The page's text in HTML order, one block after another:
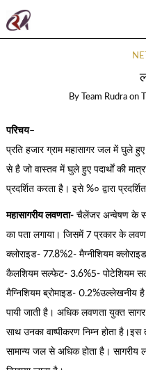
By Team Rudra on
परिचय–
प्रति हजार ग्राम महासागर जल में घुले हुए
से है जो वास्तव में घुले हुए पदार्थों की
प्रदर्शित करता है। इसे %० द्वारा
महासागरीय लवणता-चैलेंजर अन्वेषण के
का पता लगाया। जिसमें 7 प्रकार के
क्लोराइड- 77.8%2- मैग्नीशियम
कैलशियम सल्फेट- 3.6%5- पोटेशियम
मैग्निशियम ब्रोमाइड- 0.2%उल्लेखनीय है
पायी जाती है। अधिक लवणता युक्त
साथ उनका वाष्पीकरण निम्न होता
सामान्य जल से अधिक होता है।